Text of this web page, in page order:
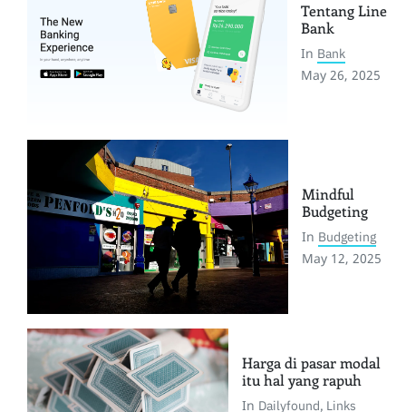
Tentang Line
Bank
In Bank
May 26, 2025
Mindful
Budgeting
In Budgeting
May 12, 2025
Harga di pasar modal
itu hal yang rapuh
In Dailyfound, Links